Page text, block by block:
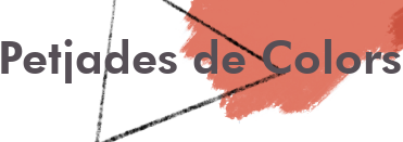
Petjades de Colors